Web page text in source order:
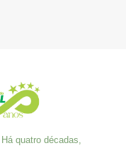
quatro décadas,